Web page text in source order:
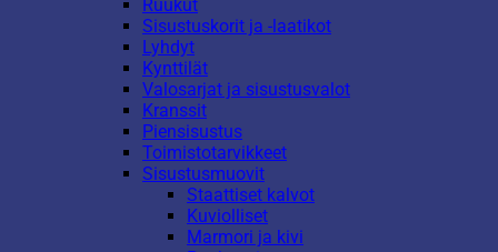
Ruukut
Sisustuskorit ja -laatikot
Lyhdyt
Kynttilät
Valosarjat ja sisustusvalot
Kranssit
Piensisustus
Toimistotarvikkeet
Sisustusmuovit
Staattiset kalvot
Kuviolliset
Marmori ja kivi